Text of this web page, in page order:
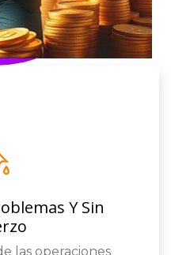
Y Sin
las operaciones